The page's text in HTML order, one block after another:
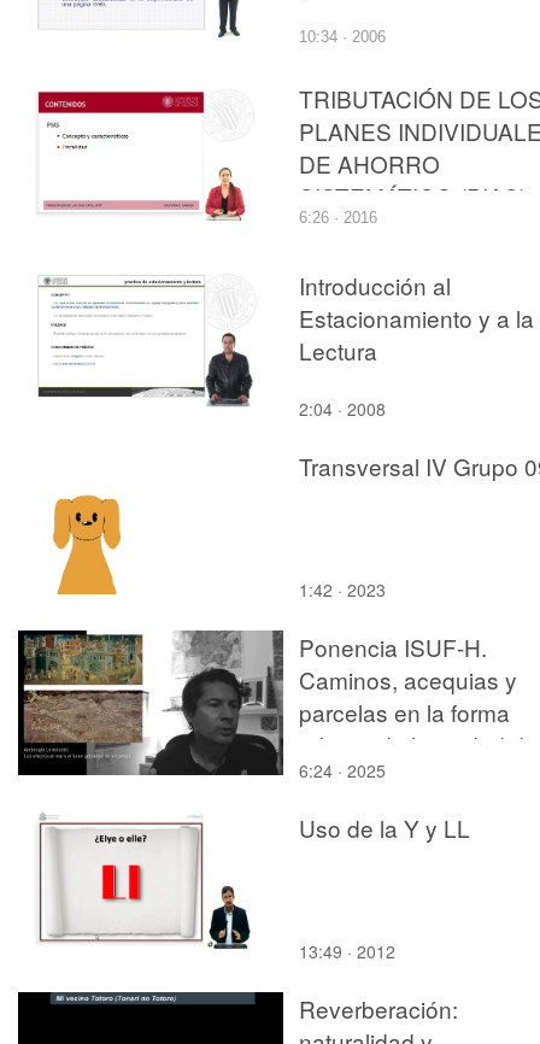
10:34 · 2006
TRIBUTACIÓN DE
PLANES
DE AHORRO
SISTEMÁTICO (PIAS)
EN EL IRPF
6:26 · 2016
Introducción al
Estacionamiento y a la
Lectura
2:04 · 2008
Transversal IV Grupo
1:42 · 2023
Ponencia ISUF-H.
Caminos, acequias y
parcelas en la forma
urbana de la ciudad de
Valencia
6:24 · 2025
Uso de la Y y LL
13:49 · 2012
Reverberación: